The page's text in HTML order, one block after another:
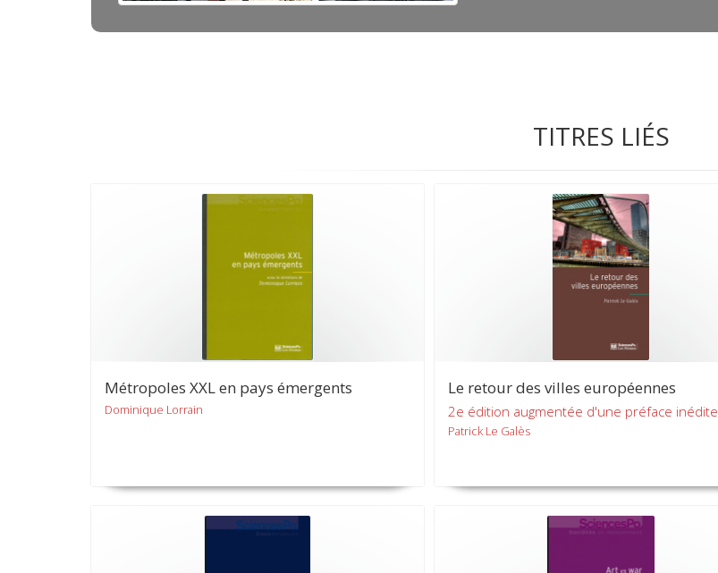
TITRES LIÉS
Métropoles XXL en pays émergents
Dominique Lorrain
Le retour des villes européennes
2e édition augmentée d'une préface inédite
Patrick Le Galès